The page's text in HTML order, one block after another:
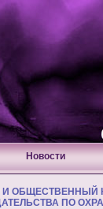
Новости
И ОБЩЕСТВЕННЫЙ
ПО